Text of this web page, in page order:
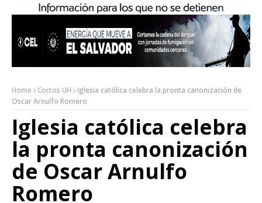
Home Cortos UH
Iglesia católica celebra la pronta canonización de
Oscar Arnulfo Romero
Iglesia católica celebra
la pronta canonización
de Oscar Arnulfo
Romero